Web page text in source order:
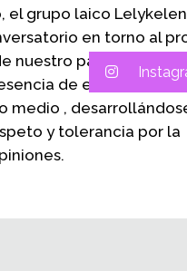
el grupo laico Lelykelen
en torno al
nuestro país. La
de estudiantes de
medio ,
y tolerancia por la